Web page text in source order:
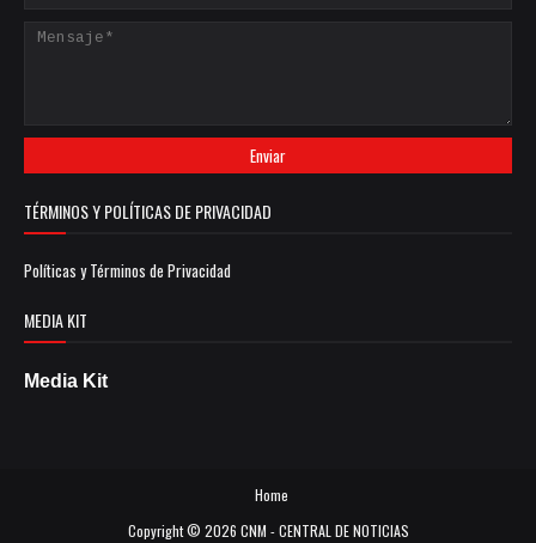
TÉRMINOS Y POLÍTICAS DE PRIVACIDAD
Políticas y Términos de Privacidad
MEDIA KIT
Media Kit
Home
Copyright © 2026 CNM - CENTRAL DE NOTICIAS